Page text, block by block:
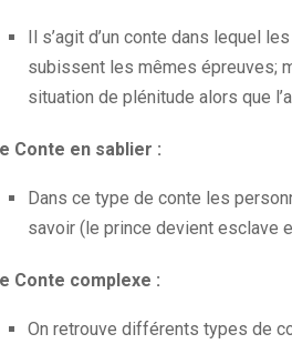
Il s’agit d’un conte dans lequel
subissent les mêmes épreuves;
situation de plénitude alors que
Conte en sablier :
Dans ce type de conte les
savoir (le prince devient esclave
Conte complexe :
On retrouve différents types de